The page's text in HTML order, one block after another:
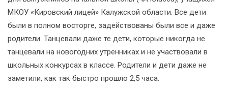
МКОУ «Кировский лицей» Калужской области. Все дети
были в полном восторге, задействованы были все и даже
родители. Танцевали даже те дети, которые никогда не
танцевали на новогодних утренниках и не участвовали в
школьных конкурсах в классе. Родители и дети даже не
заметили, как так быстро прошло 2,5 часа.